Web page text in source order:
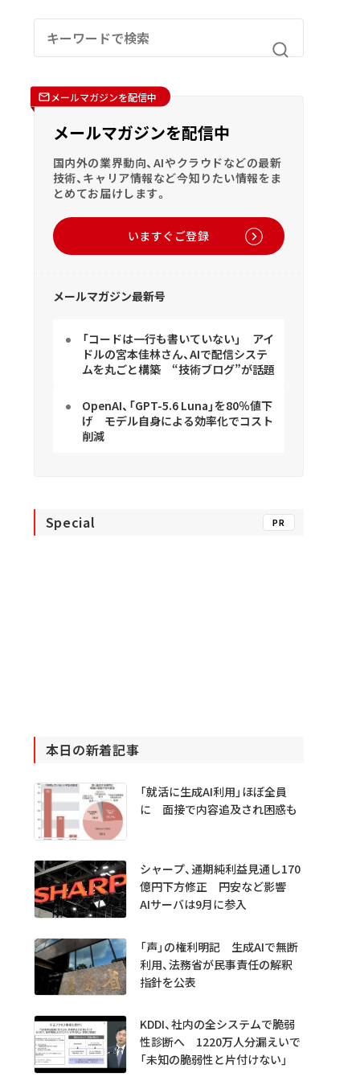
メールマガジンを配信中
メールマガジンを配信中
国内外の業界動向、AIやクラウドなどの最新
技術、キャリア情報など今知りたい情報をま
とめてお届けします。
いますぐご登録
メールマガジン最新号
「コードは一行も書いていない」 アイ
ドルの宮本佳林さん、AIで配信システ
ムを丸ごと構築 “技術ブログ”が話題
OpenAI、「GPT-5.6 Luna」を80％値下
げ モデル自身による効率化でコスト
削減
Special PR
本日の新着記事
「就活に生成AI利用」ほぼ全員
に 面接で内容追及され困惑も
シャープ、通期純利益見通し170
億円下方修正 円安など影響
AIサーバは9月に参入
「声」の権利明記 生成AIで無断
利用、法務省が民事責任の解釈
指針を公表
KDDI、社内の全システムで脆弱
性診断へ 1220万人分漏えいで
「未知の脆弱性と片付けない」